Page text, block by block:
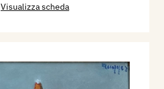
Visualizza scheda